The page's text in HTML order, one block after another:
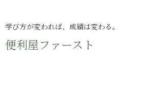
学び方が変われば、成績は変わる。
便利屋ファースト